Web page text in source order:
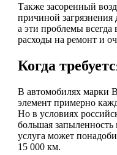
Также засоренный
причиной
а эти проблемы всегда
расходы на ремонт и
Когда
В автомобилях марки
элемент примерно
Но в условиях
большая запыленность
услуга может
15 000 км.